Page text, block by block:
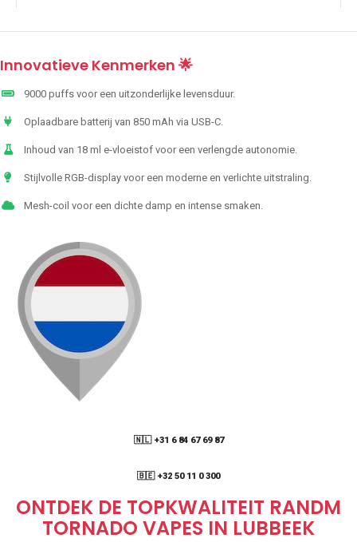
Innovatieve Kenmerken 🌟
9000 puffs voor een uitzonderlijke levensduur.
Oplaadbare batterij van 850 mAh via USB-C.
Inhoud van 18 ml e-vloeistof voor een verlengde autonomie.
Stijlvolle RGB-display voor een moderne en verlichte uitstraling.
Mesh-coil voor een dichte damp en intense smaken.
🇳🇱 +31 6 84 67 69 87
🇧🇪 +32 50 11 0 300
ONTDEK DE TOPKWALITEIT RANDM
TORNADO VAPES IN LUBBEEK